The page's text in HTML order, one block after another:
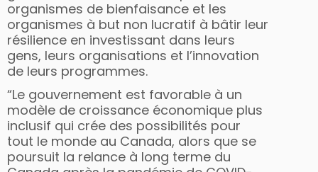
organismes de bienfaisance et les
organismes à but non lucratif à bâtir leur
résilience en investissant dans leurs
gens, leurs organisations et l’innovation
de leurs programmes.
“Le gouvernement est favorable à un
modèle de croissance économique plus
inclusif qui crée des possibilités pour
tout le monde au Canada, alors que se
poursuit la relance à long terme du